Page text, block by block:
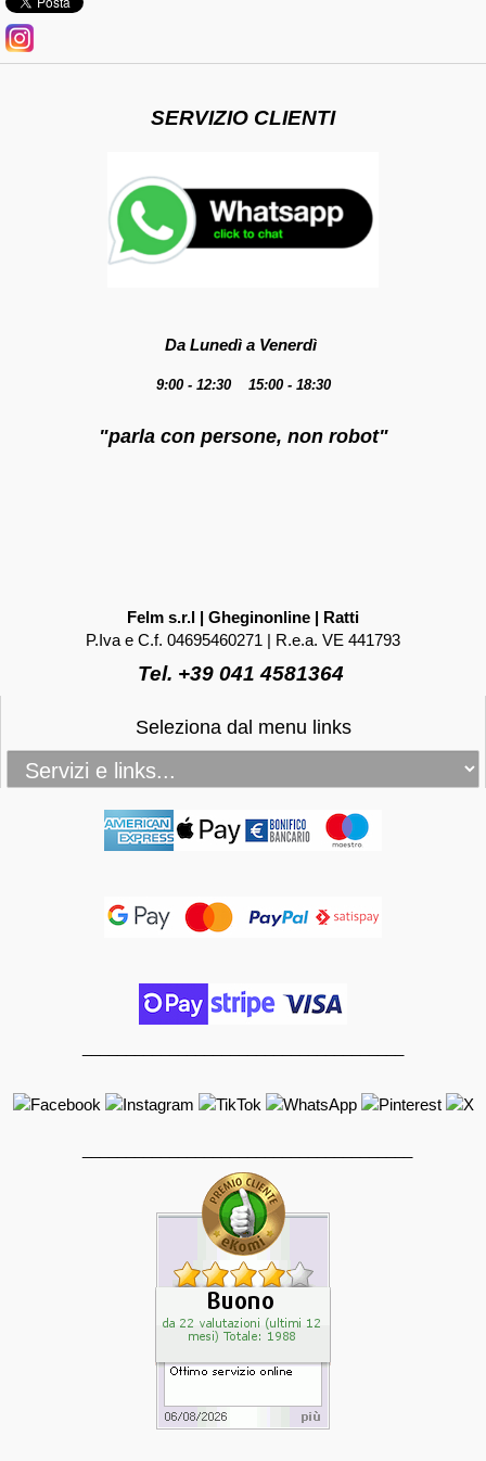
SERVIZIO CLIENTI
Da Lunedì a Venerdì
9:00 - 12:30 15:00 - 18:30
"parla con persone, non robot"
Felm s.r.l | Gheginonline | Ratti
P.Iva e C.f. 04695460271 | R.e.a. VE 441793
Tel. +39 041 4581364
Seleziona dal menu links